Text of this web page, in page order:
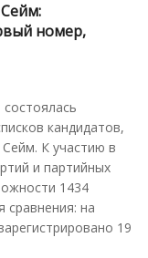
номер,
кандидатов,
К участию в
и партийных
1434
сравнения: на
19